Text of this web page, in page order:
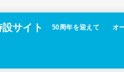
サイト 50周年を迎えて オ